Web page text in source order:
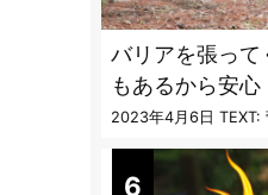
バリアを張って
もあるから安心！ フマキラ
聞く「最強の虫
vol.4」【キャ
虫よけ】
2023年4月6日 TEXT: